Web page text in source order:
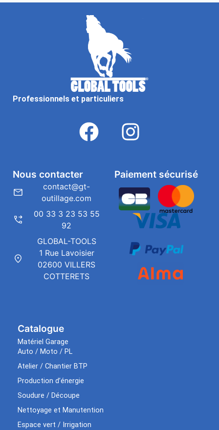
Professionnels et particuliers
Catalogue
Matériel Garage
Auto / Moto / PL
Atelier / Chantier BTP
Production d’énergie
Soudure / Découpe
Nettoyage et Manutention
Espace vert / Irrigation
Paiement sécurisé
Nous contacter
contact@gt-
outillage.com
00 33 3 23 53 55
92
GLOBAL-TOOLS
1 Rue Lavoisier
02600 VILLERS
COTTERETS